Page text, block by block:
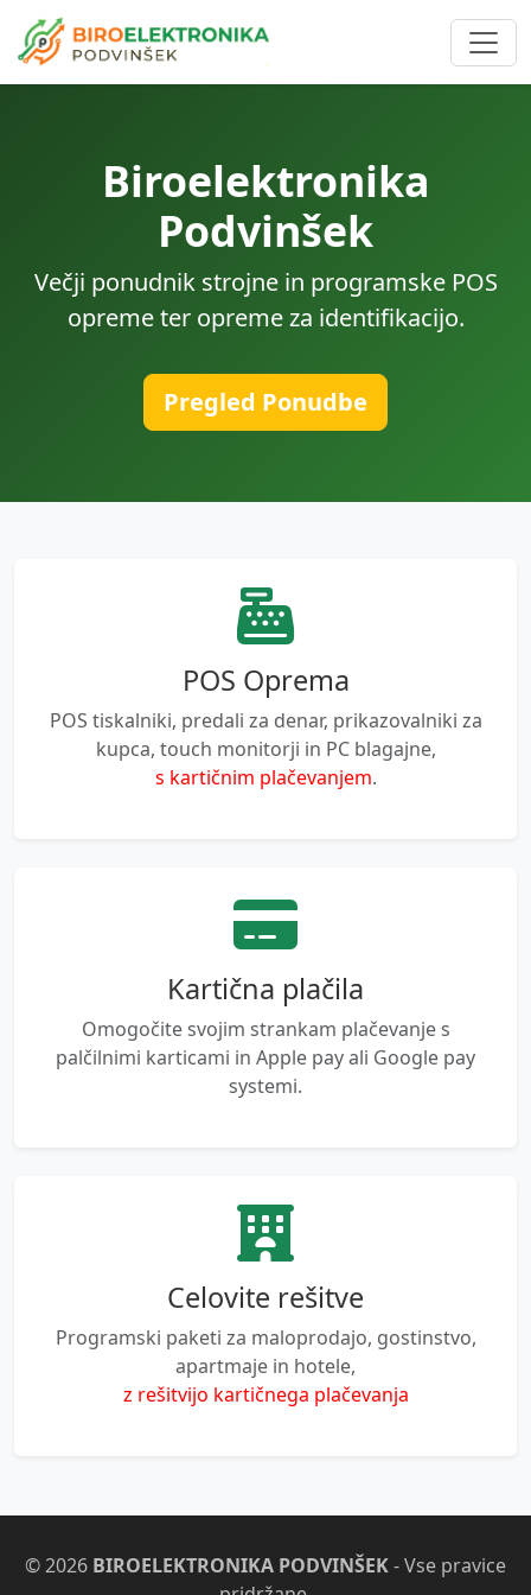
Biroelektronika
Podvinšek
Večji ponudnik strojne in programske POS
opreme ter opreme za identifikacijo.
Pregled Ponudbe
POS Oprema
POS tiskalniki, predali za denar, prikazovalniki za
kupca, touch monitorji in PC blagajne,
s kartičnim plačevanjem.
Kartična plačila
Omogočite svojim strankam plačevanje s
palčilnimi karticami in Apple pay ali Google pay
systemi.
Celovite rešitve
Programski paketi za maloprodajo, gostinstvo,
apartmaje in hotele,
z rešitvijo kartičnega plačevanja
© 2026 BIROELEKTRONIKA PODVINŠEK- Vse pravice